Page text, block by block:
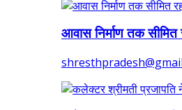
आवास निर्माण तक